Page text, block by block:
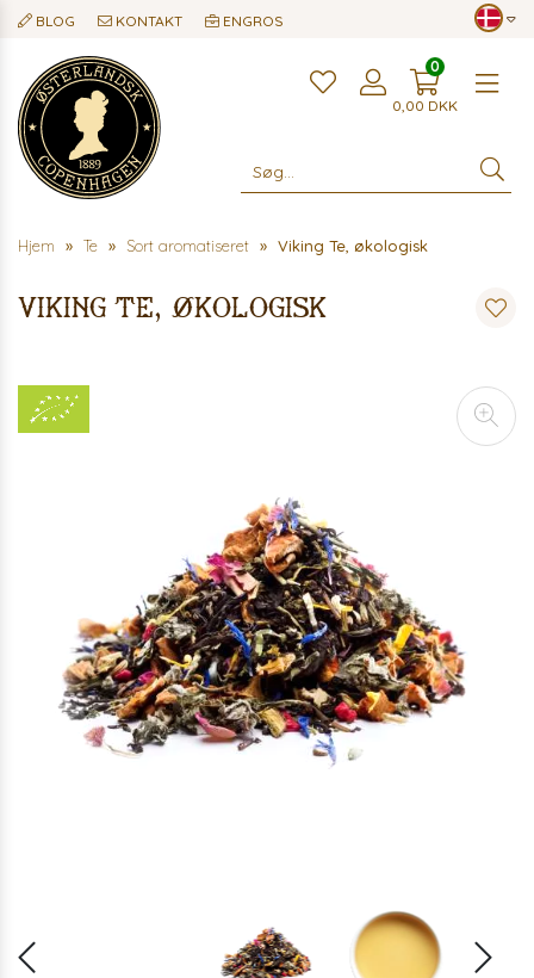
BLOG KONTAKT ENGROS
0,00 DKK
0
Hjem Te Sort aromatiseret Viking Te, økologisk
Viking Te, økologisk